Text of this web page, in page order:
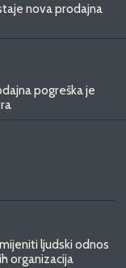
nova prodajna
pogreška je
ljudski odnos
organizacija